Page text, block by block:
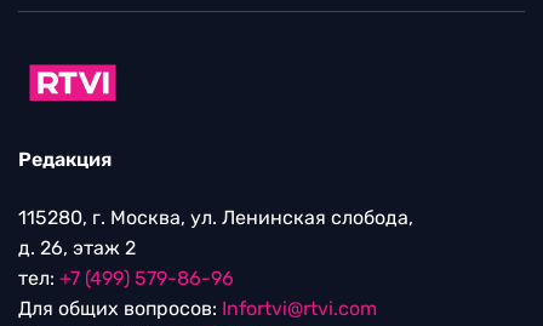
Редакция
115280, г. Москва, ул. Ленинская слобода,
д. 26, этаж 2
тел: +7 (499) 579-86-96
Для общих вопросов: Infortvi@rtvi.com